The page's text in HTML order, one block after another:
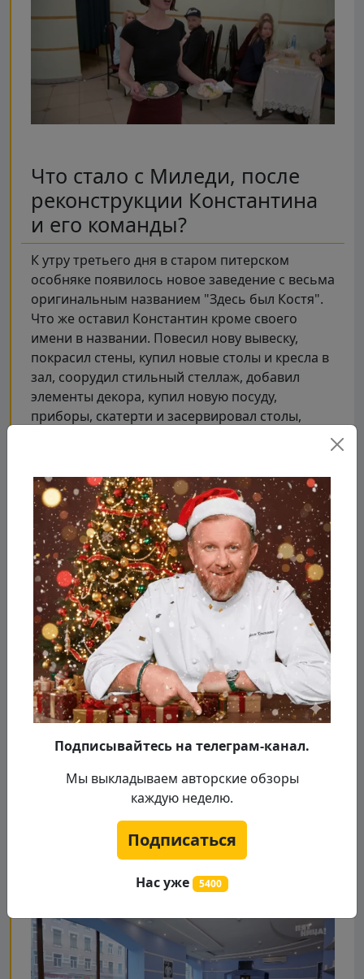
Что стало с Миледи, после
реконструкции Константина
и его команды?
К утру третьего дня в старом питерском
особняке появилось новое заведение с весьма
оригинальным названием "Здесь был Костя".
Что же оставил Константин кроме своего
имени в названии. Повесил нову вывеску,
покрасил стены, купил новые столы и кресла в
зал, соорудил стильный стеллаж, добавил
элементы декора, купил новую посуду,
приборы, скатерти и засервировал столы,
сделал генеральную уборку кухни, купил новое
Новую концепцию заведения шеф объяснил
так - "Это просто кафе, где готовится еда
которую любит Ивлев". А самое главное ни в
одном блюде нет майонеза :)
Подписывайтесь на телеграм-канал.
Мы выкладываем авторские обзоры
каждую неделю.
Подписаться
Нас уже 5400